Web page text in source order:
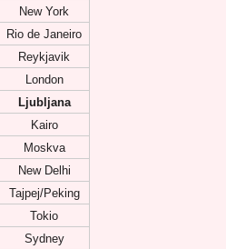
New York
Rio de Janeiro
Reykjavik
London
Ljubljana
Kairo
Moskva
New Delhi
Tajpej/Peking
Tokio
Sydney